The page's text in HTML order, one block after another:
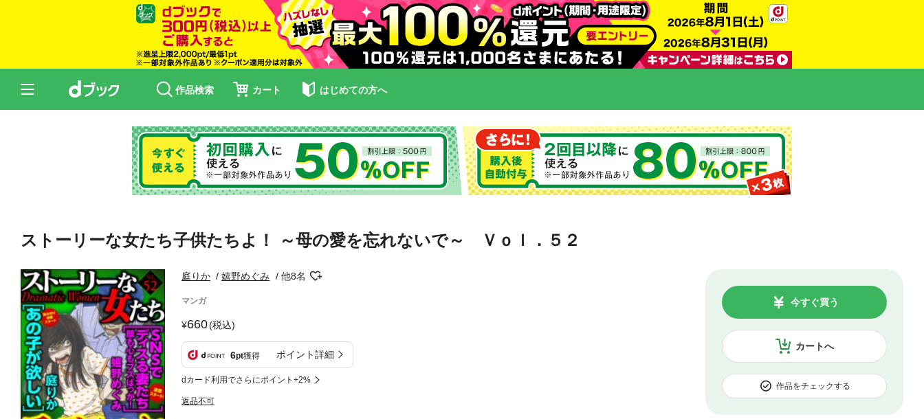
作品検索 カート はじめての方へ
ストーリーな女たち子供たちよ！ ～母の愛を忘れないで～ Ｖｏｌ．５２
庭りか 嬉野めぐみ 他8名
マンガ
660(税込)
6pt獲得 ポイント詳細
dカード利用でさらにポイント+2%
返品不可
カートへ
今すぐ買う
作品をチェックする